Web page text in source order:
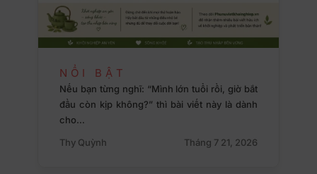
NỔI BẬT
Nếu bạn từng nghĩ: “Mình lớn tuổi rồi, giờ bắt
đầu còn kịp không?” thì bài viết này là dành
cho…
Thy Quỳnh
Tháng 7 21, 2026